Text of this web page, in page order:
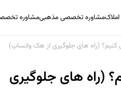
مشاوره تخصصی مذهبیمشاوره
کنیم؟ (راه های جلوگیری از هک واتساپ)
(راه های جلوگیری